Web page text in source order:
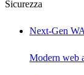
Sicurezza
Next-Gen
Modern web